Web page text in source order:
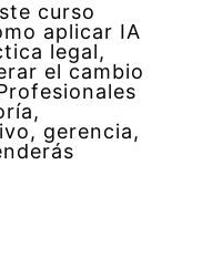
curso
aplicar IA
legal,
el cambio
gerencia,